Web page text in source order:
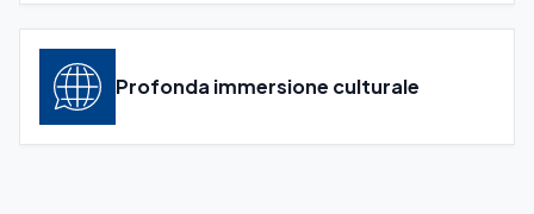
Profonda immersione culturale